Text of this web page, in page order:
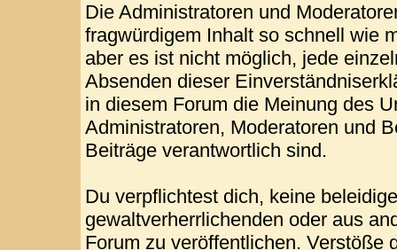
Die Administratoren und
fragwürdigem Inhalt so schnell wie
aber es ist nicht möglich, jede
Absenden dieser
in diesem Forum die Meinung des
Administratoren, Moderatoren und
Beiträge verantwortlich sind.
Du verpflichtest dich, keine
gewaltverherrlichenden oder aus
Forum zu veröffentlichen. Verstöße